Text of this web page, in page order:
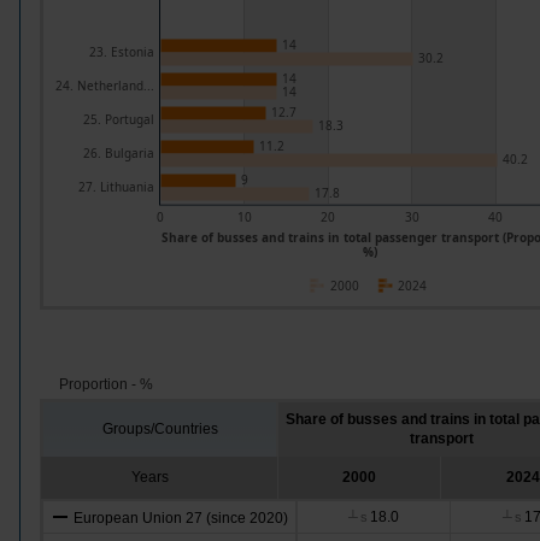
Share of busses and trains in total passenger transport
%)
0 10 20 30 40
23. Estonia
24. Netherland...
25. Portugal
26. Bulgaria
27. Lithuania
14
14
12.7
11.2
9
30.2
14
18.3
40.2
17.8
2024
2000
Proportion - %
Groups/Countries
Share of busses and trains in total
transport
Years 2000 2024
European Union 27 (since 2020) ┴ s 18.0 ┴ s